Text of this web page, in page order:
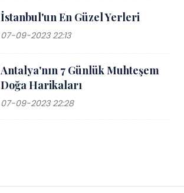
İstanbul'un En Güzel Yerleri
07-09-2023 22:13
Antalya'nın 7 Günlük Muhteşem
Doğa Harikaları
07-09-2023 22:28